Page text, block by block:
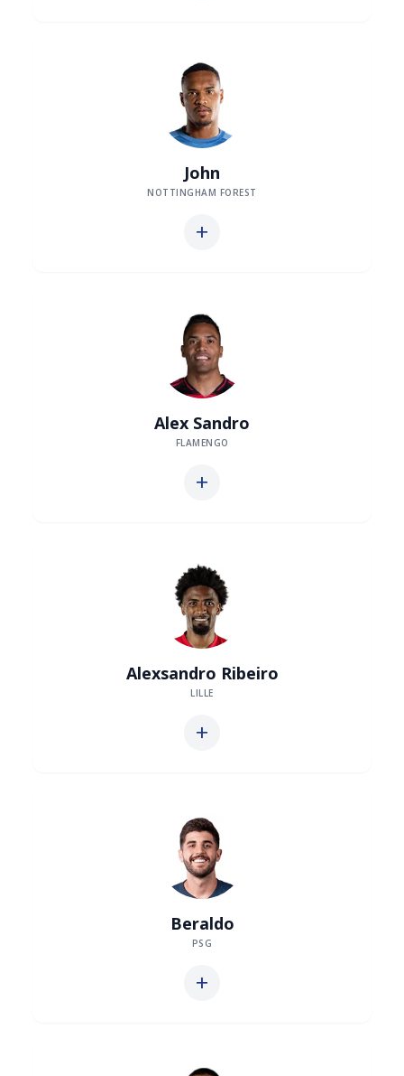
John
NOTTINGHAM FOREST
add
Alex Sandro
FLAMENGO
add
Alexsandro Ribeiro
LILLE
add
Beraldo
PSG
add